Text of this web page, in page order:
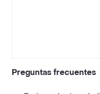
Preguntas frecuentes